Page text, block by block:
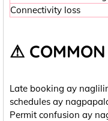
Connectivity loss
⚠ COMMON
Late booking ay
schedules ay
Permit confusion ay